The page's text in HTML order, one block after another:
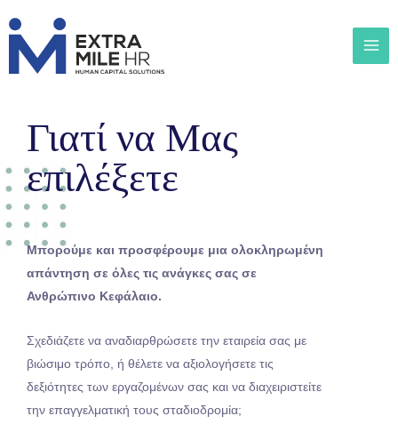
Γιατί να Mας
επιλέξετε
Μπορούμε και προσφέρουμε μια ολοκληρωμένη
απάντηση σε όλες τις ανάγκες σας σε
Ανθρώπινο Κεφάλαιο.
Σχεδιάζετε να αναδιαρθρώσετε την εταιρεία σας με
βιώσιμο τρόπο, ή θέλετε να αξιολογήσετε τις
δεξιότητες των εργαζομένων σας και να διαχειριστείτε
την επαγγελματική τους σταδιοδρομία;